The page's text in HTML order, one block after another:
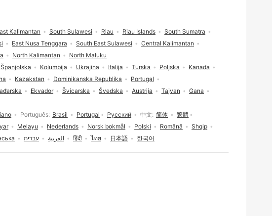
Português Brasil Portugal Русский 中文 简体
繁體
Melayu Nederlands Norsk bokmål Polski Română
Shqip
עברית العربية हिंदी ไทย 日本語 한국어
Španjolska Kolumbija Ukrajina Italija Turska Poljska
Kanada
Kazakstan Dominikanska Republika
Portugal
Ekvador Švicarska Švedska Austrija Tajvan
Gana
Kalimantan South Sulawesi Riau Riau Islands
South Sumatra
East Nusa Tenggara South East Sulawesi
Central Kalimantan
North Kalimantan North Maluku